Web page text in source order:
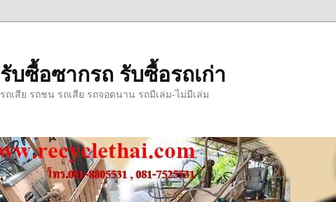
รับซื้อซากรถ รับซื้อรถเก่า
รถเสีย รถชน รถเสีย รถจอดนาน รถมีเล่ม-ไม่มีเล่ม